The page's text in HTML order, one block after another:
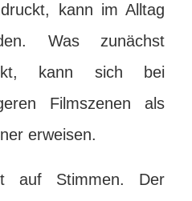
kann im Alltag
Was zunächst
kann sich bei
Filmszenen als
erweisen.
auf Stimmen. Der